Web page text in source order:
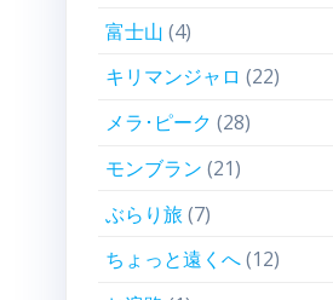
富士山 (4)
キリマンジャロ (22)
メラ･ピーク (28)
モンブラン (21)
ぶらり旅 (7)
ちょっと遠くへ(12)